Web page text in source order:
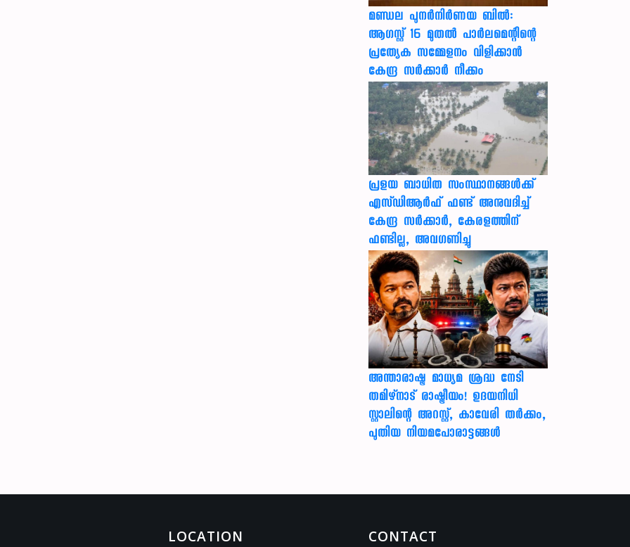
മണ്ഡല പുനർനിർണയ ബിൽ:
ആഗസ്റ്റ് 16 മുതൽ പാർലമെന്റിന്റെ
പ്രത്യേക സമ്മേളനം വിളിക്കാൻ
കേന്ദ്ര സർക്കാർ നീക്കം
പ്രളയ ബാധിത സംസ്ഥാനങ്ങൾക്ക്
എസ്ഡിആർഫ് ഫണ്ട് അനുവദിച്ച്
കേന്ദ്ര സര്‍ക്കാര്‍, കേരളത്തിന്
ഫണ്ടില്ല, അവഗണിച്ചു
അന്താരാഷ്ട്ര മാധ്യമ ശ്രദ്ധ നേടി
തമിഴ്‌നാട് രാഷ്ട്രീയം! ഉദയനിധി
സ്റ്റാലിന്റെ അറസ്റ്റ്, കാവേരി തർക്കം,
പുതിയ നിയമപോരാട്ടങ്ങൾ
LOCATION CONTACT